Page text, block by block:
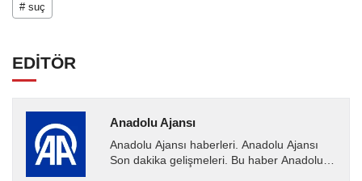
# suç
EDİTÖR
Anadolu Ajansı
Anadolu Ajansı haberleri. Anadolu Ajansı
Son dakika gelişmeleri. Bu haber Anadolu